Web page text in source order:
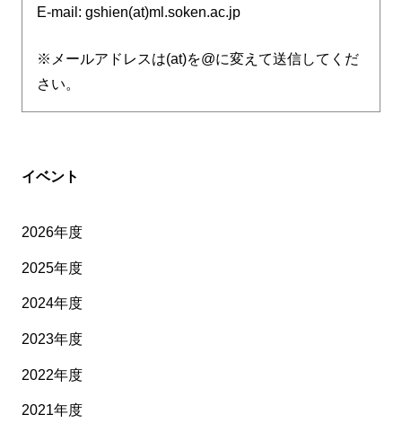
E-mail: gshien(at)ml.soken.ac.jp
※メールアドレスは(at)を@に変えて送信してくだ
さい。
イベント
2026年度
2025年度
2024年度
2023年度
2022年度
2021年度